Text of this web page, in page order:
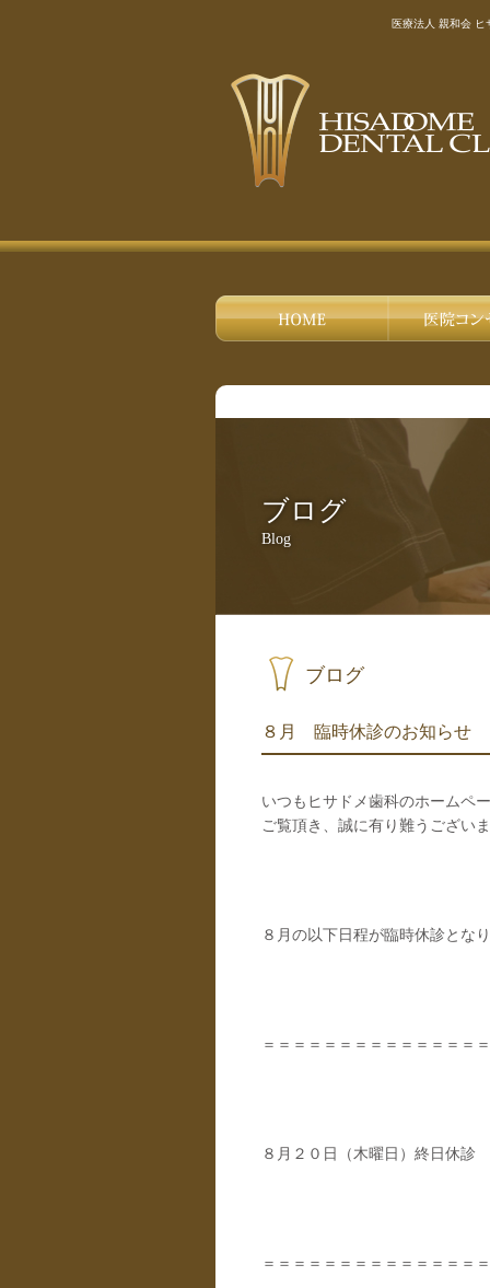
医療法人 親和会
ブログ
Blog
ブログ
８月 臨時休診のお知らせ
いつもヒサドメ歯科のホームペ
ご覧頂き、誠に有り難うございま
８月の以下日程が臨時休診となり
＝＝＝＝＝＝＝＝＝＝＝＝＝＝
８月２０日（木曜日）終日休診
＝＝＝＝＝＝＝＝＝＝＝＝＝＝